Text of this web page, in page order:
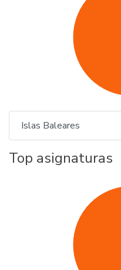
Islas Baleares
Top asignaturas